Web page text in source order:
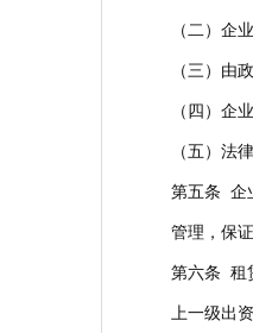
（二）企
（三）由
（四）企
（五）法
第五条 企
管理，保
第六条 租
上一级出